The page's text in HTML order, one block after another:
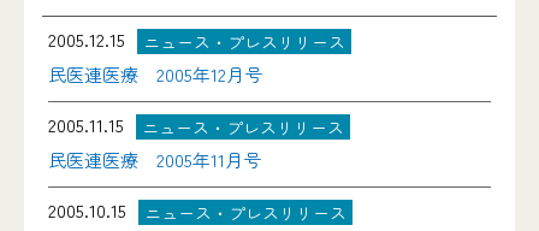
2005.12.15 ニュース・プレスリリース
民医連医療 2005年12月号
2005.11.15
ニュース・プレスリリース
民医連医療 2005年11月号
2005.10.15
ニュース・プレスリリース